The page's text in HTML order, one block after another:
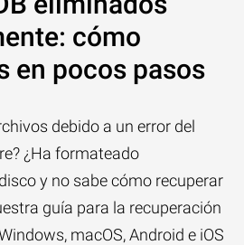
cómo
en pocos pasos
debido a un error del
¿Ha formateado
y no sabe cómo recuperar
guía para la recuperación
macOS, Android e iOS